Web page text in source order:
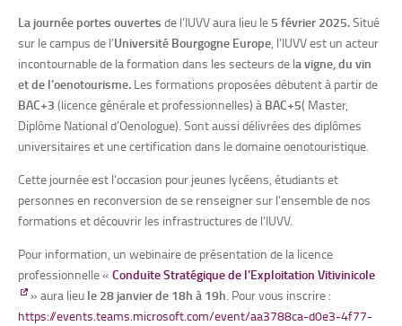
La journée portes ouvertes de l’IUVV aura lieu le 5 février 2025.Situé
sur le campus de l’Université Bourgogne Europe, l’IUVV est un acteur
incontournable de la formation dans les secteurs de la vigne, du vin
et de l’oenotourisme. Les formations proposées débutent à partir de
BAC+3 (licence générale et professionnelles) à BAC+5( Master,
Diplôme National d’Oenologue). Sont aussi délivrées des diplômes
universitaires et une certification dans le domaine oenotouristique.
Cette journée est l’occasion pour jeunes lycéens, étudiants et
personnes en reconversion de se renseigner sur l’ensemble de nos
formations et découvrir les infrastructures de l’IUVV.
Pour information, un webinaire de présentation de la licence
professionnelle « Conduite Stratégique de l’Exploitation Vitivinicole
» aura lieu le 28 janvier de 18h à 19h. Pour vous inscrire :
https://events.teams.microsoft.com/event/aa3788ca-d0e3-4f77-